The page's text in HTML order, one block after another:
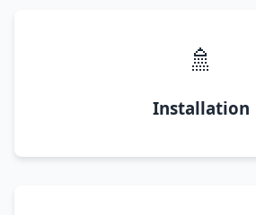
🚿
Installation